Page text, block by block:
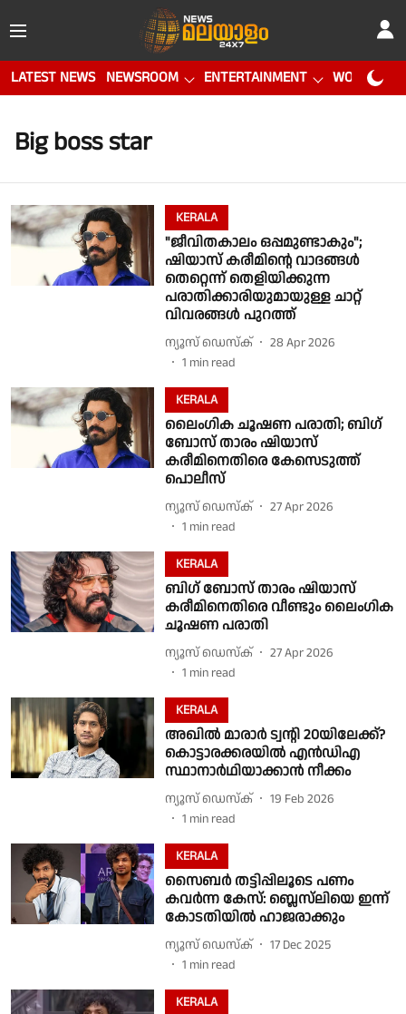
LATEST NEWS NEWSROOM ENTERTAINMENT WORLD CUP
Big boss star
KERALA
"ജീവിതകാലം ഒപ്പമുണ്ടാകും";
ഷിയാസ് കരീമിൻ്റെ വാദങ്ങൾ
തെറ്റെന്ന് തെളിയിക്കുന്ന
പരാതിക്കാരിയുമായുള്ള ചാറ്റ്
വിവരങ്ങൾ പുറത്ത്
ന്യൂസ് ഡെസ്ക്
28 Apr 2026
1 min read
KERALA
ലൈംഗിക ചൂഷണ പരാതി; ബിഗ്
ബോസ് താരം ഷിയാസ്
കരീമിനെതിരെ കേസെടുത്ത്
പൊലീസ്
ന്യൂസ് ഡെസ്ക്
27 Apr 2026
1 min read
KERALA
ബിഗ് ബോസ് താരം ഷിയാസ്
കരീമിനെതിരെ വീണ്ടും ലൈംഗിക
ചൂഷണ പരാതി
ന്യൂസ് ഡെസ്ക്
27 Apr 2026
1 min read
KERALA
അഖില്‍ മാരാര്‍ ട്വൻ്റി 20യിലേക്ക്?
കൊട്ടാരക്കരയിൽ എൻഡിഎ
സ്ഥാനാർഥിയാക്കാൻ നീക്കം
ന്യൂസ് ഡെസ്ക്
19 Feb 2026
1 min read
KERALA
സൈബര്‍ തട്ടിപ്പിലൂടെ പണം
കവര്‍ന്ന കേസ്: ബ്ലെസ്‌ലിയെ ഇന്ന്
കോടതിയിൽ ഹാജരാക്കും
ന്യൂസ് ഡെസ്ക്
17 Dec 2025
1 min read
KERALA